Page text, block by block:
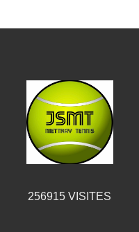
256915 VISITES